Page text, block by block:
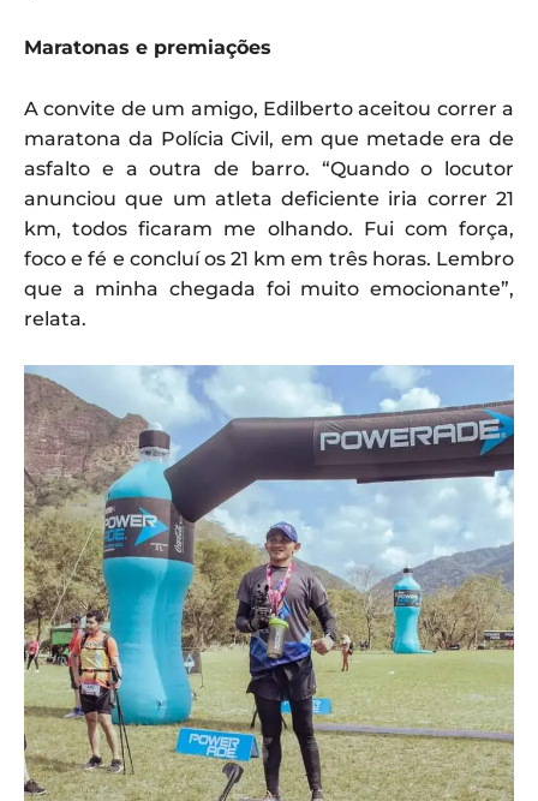
Maratonas e premiações
A convite de um amigo, Edilberto aceitou correr a
maratona da Polícia Civil, em que metade era de
asfalto e a outra de barro. “Quando o locutor
anunciou que um atleta deficiente iria correr 21
km, todos ficaram me olhando. Fui com força,
foco e fé e concluí os 21 km em três horas. Lembro
que a minha chegada foi muito emocionante”,
relata.